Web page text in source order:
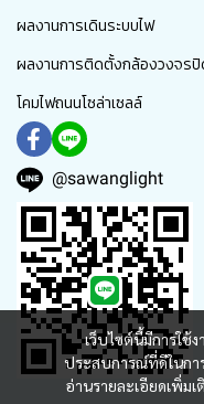
เว็บไซต์นี้มีการใช้
ประสบการณ์ที่ดีในกา
อ่านรายละเอียดเพิ่มเ
ผลงานการเดินระบบไฟ
ผลงานการติดตั้งกล้องวงจร
โคมไฟถนนโซล่าเซลล์
@sawanglight